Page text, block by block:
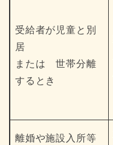
受給者が児童と別
居
または 世帯分離
するとき
離婚や施設入所等